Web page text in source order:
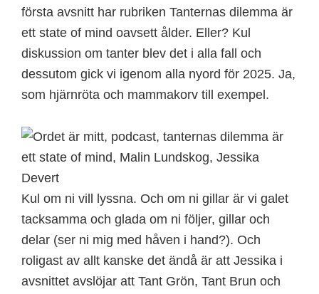
första avsnitt har rubriken Tanternas dilemma är
ett state of mind oavsett ålder. Eller? Kul
diskussion om tanter blev det i alla fall och
dessutom gick vi igenom alla nyord för 2025. Ja,
som hjärnröta och mammakorv till exempel.
Kul om ni vill lyssna. Och om ni gillar är vi galet
tacksamma och glada om ni följer, gillar och
delar (ser ni mig med håven i hand?). Och
roligast av allt kanske det ändå är att Jessika i
avsnittet avslöjar att Tant Grön, Tant Brun och